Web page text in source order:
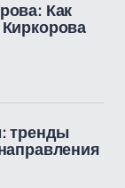
Как
тренды